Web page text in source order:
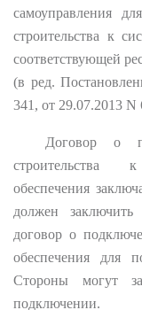
самоуправления
строительства к
соответствующей
(в ред.
341, от 29.07.2013 N
Договор о
строительства
обеспечения
должен заключить
договор о
обеспечения для
Стороны могут
подключении.